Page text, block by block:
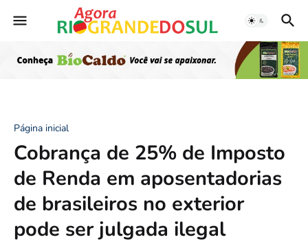
Página inicial
Cobrança de 25% de Imposto
de Renda em aposentadorias
de brasileiros no exterior
pode ser julgada ilegal